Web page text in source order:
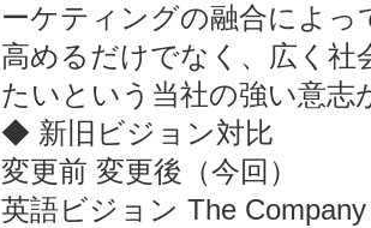
ーケティングの融合によ
高めるだけでなく、広く社
たいという当社の強い意志
◆ 新旧ビジョン対比
変更前 変更後（今回）
英語ビジョン The